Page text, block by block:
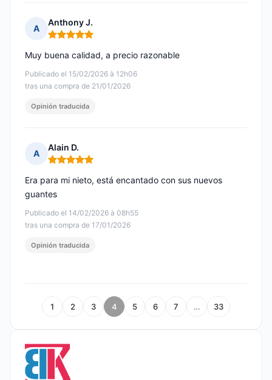
A
Anthony J.
Nota: 5 de 5
Publicado el 15/02/2026 à 12h06
tras una compra de 21/01/2026
Muy buena calidad, a precio razonable
Opinión traducida
A
Alain D.
Nota: 5 de 5
Publicado el 14/02/2026 à 08h55
tras una compra de 17/01/2026
Era para mi nieto, está encantado con sus nuevos
guantes
Opinión traducida
1 2 3 4 5 6 7 … 33